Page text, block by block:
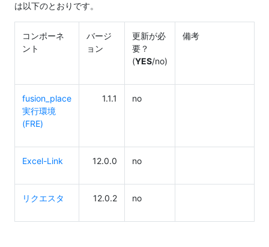
は以下のとおりです。
コンポーネ
ント
バージ
ョン
更新が必
要？
(YES/no)
備考
fusion_place
実行環境
(FRE)
1.1.1 no
Excel-Link 12.0.0 no
リクエスタ 12.0.2 no